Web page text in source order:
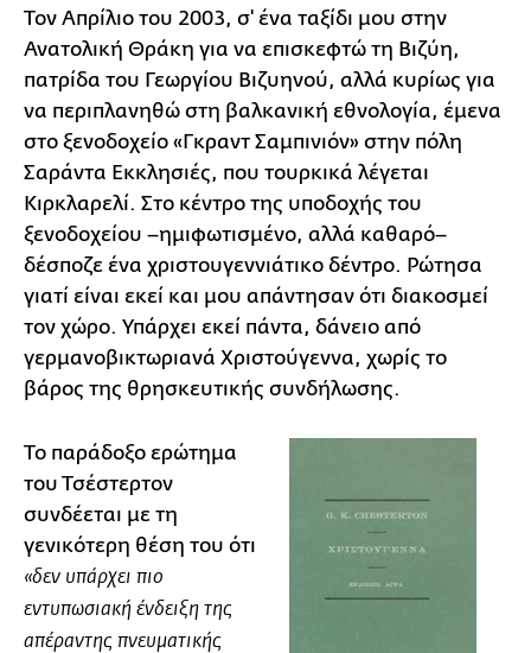
Τον Απρίλιο του 2003, σ' ένα ταξίδι μου στην
Ανατολική Θράκη για να επισκεφτώ τη Βιζύη,
πατρίδα του Γεωργίου Βιζυηνού, αλλά κυρίως για
να περιπλανηθώ στη βαλκανική εθνολογία, έμενα
στο ξενοδοχείο «Γκραντ Σαμπινιόν» στην πόλη
Σαράντα Εκκλησιές, που τουρκικά λέγεται
Κιρκλαρελί. Στο κέντρο της υποδοχής του
ξενοδοχείου –ημιφωτισμένο, αλλά καθαρό–
δέσποζε ένα χριστουγεννιάτικο δέντρο. Ρώτησα
γιατί είναι εκεί και μου απάντησαν ότι διακοσμεί
τον χώρο. Υπάρχει εκεί πάντα, δάνειο από
γερμανοβικτωριανά Χριστούγεννα, χωρίς το
βάρος της θρησκευτικής συνδήλωσης.
Το παράδοξο ερώτημα
του Τσέστερτον
συνδέεται με τη
γενικότερη θέση του ότι
«δεν υπάρχει πιο
εντυπωσιακή ένδειξη της
απέραντης πνευματικής